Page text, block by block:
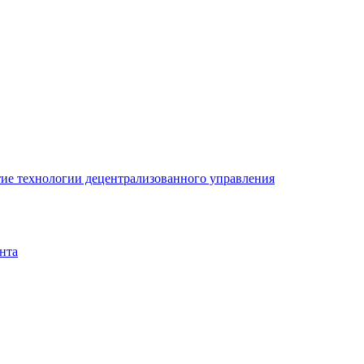
децентрализованного управления